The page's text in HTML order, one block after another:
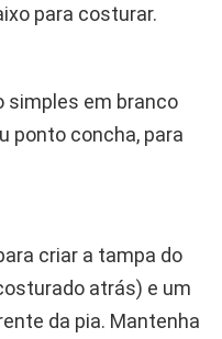
para costurar.
simples em branco
ponto concha, para
criar a tampa do
atrás) e um
da pia. Mantenha